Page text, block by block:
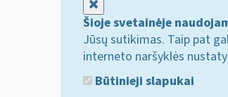
Šioje svetainėje
Jūsų sutikimas. Taip pat
interneto naršyklės
Būtinieji slapukai